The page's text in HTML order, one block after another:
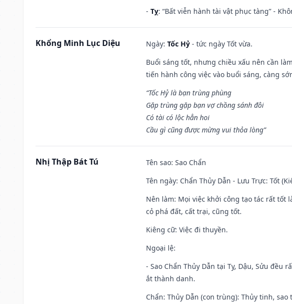
- Tỵ: “Bất viễn hành tài vật phục tàng” -
Khổng Minh Lục Diệu Ngày: Tốc Hỷ - tức ngày Tốt vừa.
Buổi sáng tốt, nhưng chiều xấu nên cần
tiến hành công việc vào buổi sáng, càng
“Tốc Hỷ là bạn trùng phùng
Gặp trùng gặp bạn vợ chồng sánh đôi
Có tài có lộc hẳn hoi
Cầu gì cũng được mừng vui thỏa lòng”
Nhị Thập Bát Tú Tên sao: Sao Chẩn
Tên ngày: Chẩn Thủy Dẫn - Lưu Trực: Tốt
Nên làm: Mọi việc khởi công tạo tác rất tốt
cỏ phá đất, cất trại, cũng tốt.
Kiêng cữ: Việc đi thuyền.
Ngoại lệ:
- Sao Chẩn Thủy Dẫn tại Tỵ, Dậu, Sửu
ắt thành danh.
Chẩn: Thủy Dẫn (con trùng): Thủy tinh,